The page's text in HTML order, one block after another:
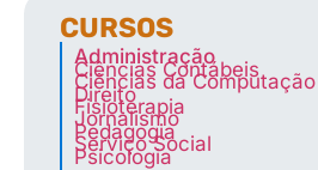
CURSOS
Administração
Ciências Contábeis
Ciências da Computação
Direito
Fisioterapia
Jornalismo
Pedagogia
Serviço Social
Psicologia